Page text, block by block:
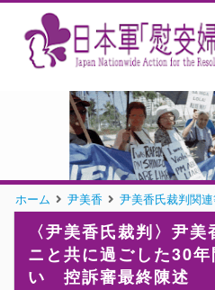
ホーム 尹美香 尹美香氏裁判関
〈尹美香氏裁判〉尹
ニと共に過ごした30
い 控訴審最終陳述